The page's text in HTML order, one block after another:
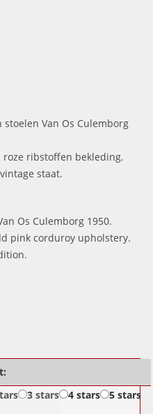
Van Os Culemborg
ribstoffen bekleding.
staat.
Os Culemborg 1950.
pink corduroy upholstery.
3 stars 4 stars 5 stars